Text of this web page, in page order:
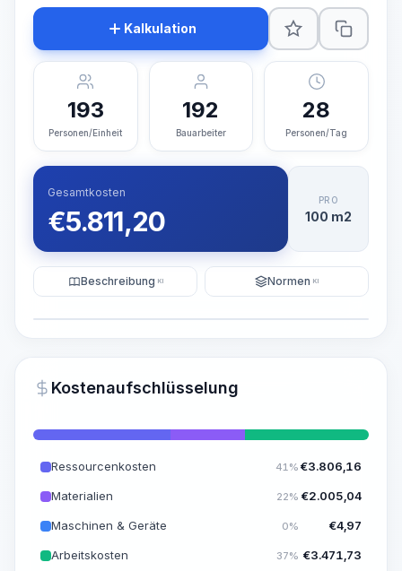
~15-30 Sek.
Kalkulation
193
Personen/Einheit
192
Bauarbeiter
28
Personen/Tag
Gesamtkosten
€5.811,20
PRO
100 m2
Beschreibung KI Normen KI
Kostenaufschlüsselung
Ressourcenkosten 41% €3.806,16
Materialien 22% €2.005,04
Maschinen & Geräte 0% €4,97
Arbeitskosten 37% €3.471,73